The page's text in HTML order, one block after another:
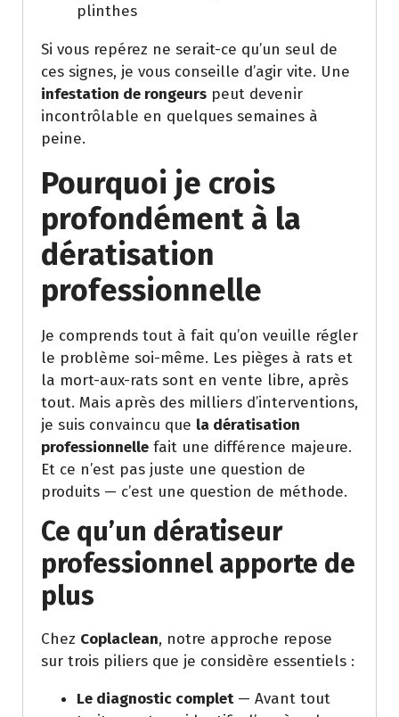
plinthes
Si vous repérez ne serait-ce qu’un seul de
ces signes, je vous conseille d’agir vite. Une
infestation de rongeurs peut devenir
incontrôlable en quelques semaines à
peine.
Pourquoi je crois
profondément à la
dératisation
professionnelle
Je comprends tout à fait qu’on veuille régler
le problème soi-même. Les pièges à rats et
la mort-aux-rats sont en vente libre, après
tout. Mais après des milliers d’interventions,
je suis convaincu que la dératisation
professionnelle fait une différence majeure.
Et ce n’est pas juste une question de
produits — c’est une question de méthode.
Ce qu’un dératiseur
professionnel apporte de
plus
Chez Coplaclean, notre approche repose
sur trois piliers que je considère essentiels :
Le diagnostic complet— Avant tout